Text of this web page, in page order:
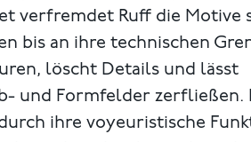
verfremdet Ruff die Motive
bis an ihre technischen
löscht Details und lässt
und Formfelder zerfließen.
ihre voyeuristische